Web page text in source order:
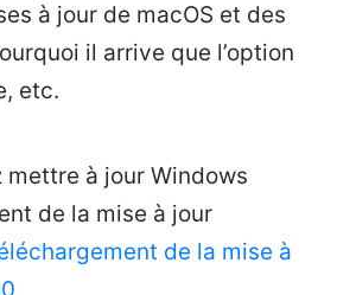
à jour de macOS et des
il arrive que l’option
etc.
mettre à jour Windows
de la mise à jour
de la mise à